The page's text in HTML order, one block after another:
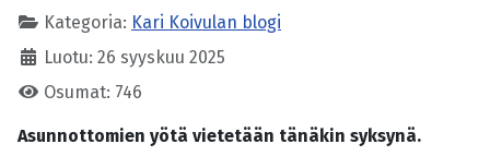
Kategoria: Kari Koivulan blogi
Luotu: 26 syyskuu 2025
Osumat: 746
Asunnottomien yötä vietetään tänäkin syksynä.